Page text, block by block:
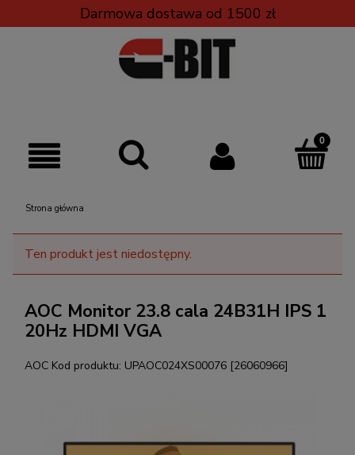
Darmowa dostawa od 1500 zł
Strona główna
Ten produkt jest niedostępny.
AOC Monitor 23.8 cala 24B31H IPS 1
20Hz HDMI VGA
AOC Kod produktu: UPAOC024XS00076 [26060966]